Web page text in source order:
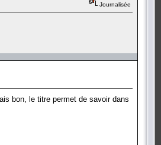
Journalisée
bon, le titre permet de savoir dans